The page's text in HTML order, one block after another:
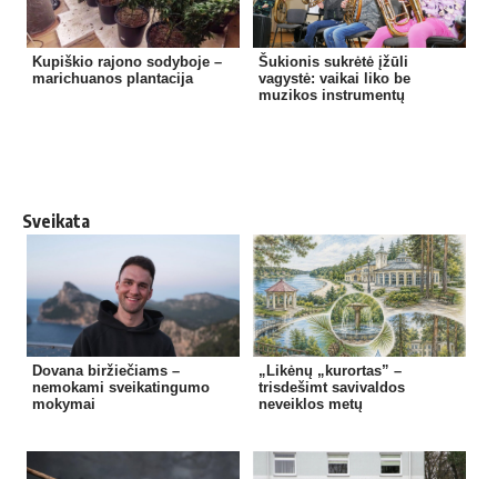
Kupiškio rajono sodyboje –
marichuanos plantacija
Šukionis sukrėtė įžūli
vagystė: vaikai liko be
muzikos instrumentų
Sveikata
Dovana biržiečiams –
nemokami sveikatingumo
mokymai
„Likėnų „kurortas” –
trisdešimt savivaldos
neveiklos metų